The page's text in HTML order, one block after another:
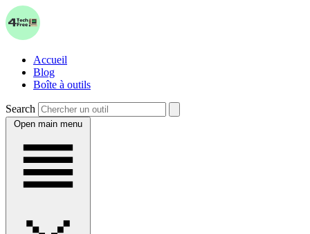
Accueil
Blog
Boîte à outils
Search
Open main menu